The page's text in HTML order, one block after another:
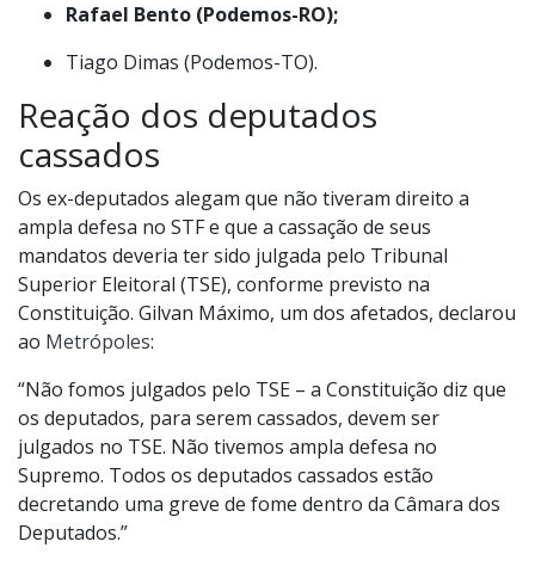
Rafael Bento (Podemos-RO);
Tiago Dimas (Podemos-TO).
Reação dos deputados
cassados
Os ex-deputados alegam que não tiveram direito a
ampla defesa no STF e que a cassação de seus
mandatos deveria ter sido julgada pelo Tribunal
Superior Eleitoral (TSE), conforme previsto na
Constituição. Gilvan Máximo, um dos afetados, declarou
ao Metrópoles:
“Não fomos julgados pelo TSE – a Constituição diz que
os deputados, para serem cassados, devem ser
julgados no TSE. Não tivemos ampla defesa no
Supremo. Todos os deputados cassados estão
decretando uma greve de fome dentro da Câmara dos
Deputados.”